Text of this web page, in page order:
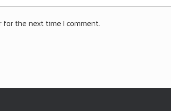
for the next time I comment.